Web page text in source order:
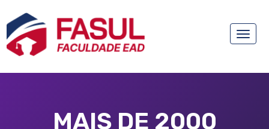
Toggle
MAIS DE 2000